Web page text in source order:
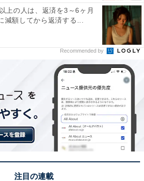
上の人は、返済を3～6ヶ月
減額してから返済する...
Recommended by
注目の連載